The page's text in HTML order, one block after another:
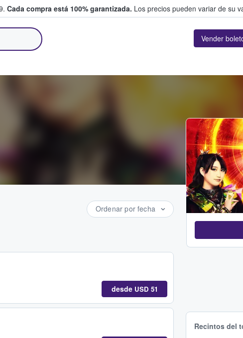
Cada compra está 100% garantizada. Los precios pueden variar de su
boletos Vender
Ordenar por fecha
desde USD 51
Recintos del